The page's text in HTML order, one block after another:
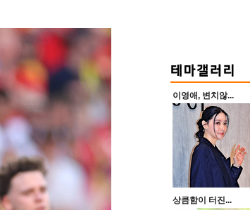
이영애, 변치않...
상큼함이 터진...